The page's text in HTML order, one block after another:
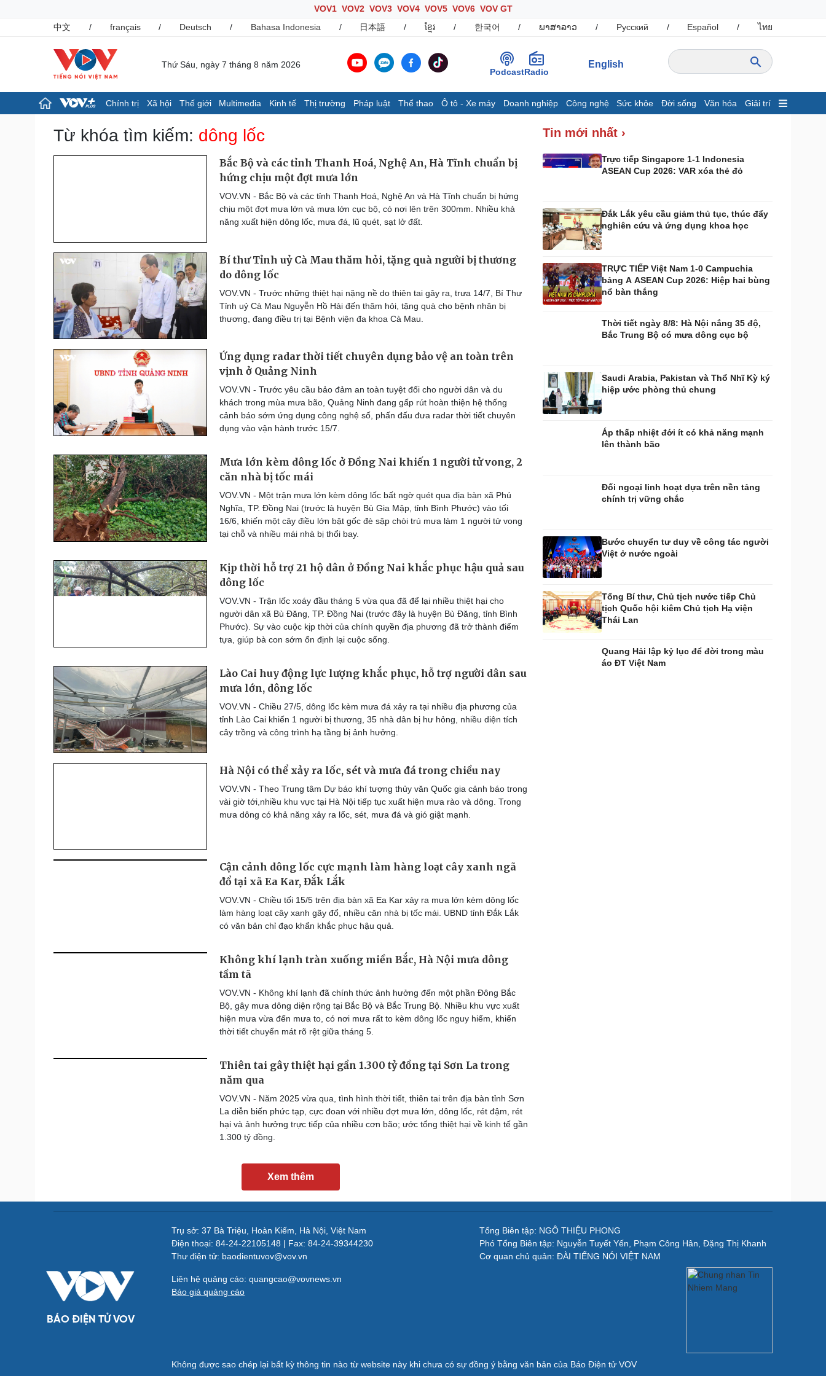
VOV1 VOV2 VOV3 VOV4 VOV5 VOV6 VOV GT
中文
/ français / Deutsch / Bahasa Indonesia / 日本語 / ខ្មែរ / 한국어 / ພາສາລາວ / Русский / Español / ไทย
Thứ Sáu, ngày 7 tháng 8 năm 2026
PodcastRadio
English
Chính trị Xã hội Thế giới Multimedia Kinh tế Thị trường Pháp luật Thể thao Ô tô - Xe máy Doanh nghiệp Công nghệ Sức khỏe Đời sống Văn hóa Giải trí
Chính trị
Tổ chức nhân sự
Giáo dục
Dự báo thời tiết
Dấu ấn VOV
Cuộc sống đó đây
Video
E-Magazine
Kinh tế
Khởi nghiệp
Tiêu dùng
Tỷ giá
Tin nóng
Bóng đá quốc tế
Bóng đá Việt Nam
Thế giới thể thao
Lịch thi đấu bóng đá
eSports
Hậu trường
Xe máy
Doanh nghiệp 24h
Công nghệ
Sành điệu
Trải nghiệm
Chuyển đổi số
Sức khỏe
Sản phụ khoa
Nhi khoa
Phòng mạch online
Ăn sạch sống khỏe
Đời sống
Nhà đẹp
Tình yêu - Gia đình
Blog
Sân khấu - Điện ảnh
Giải trí
Nghệ sĩ
Thời trang
Sao Việt
Du lịch
Săn Tour
check-in
Vũ khí
Việt Nam
Phân tích
Từ khóa tìm kiếm: dông lốc
Bắc Bộ và các tỉnh Thanh Hoá, Nghệ An, Hà Tĩnh chuẩn bị
hứng chịu một đợt mưa lớn
VOV.VN - Bắc Bộ và các tỉnh Thanh Hoá, Nghệ An và Hà Tĩnh chuẩn bị hứng
chịu một đợt mưa lớn và mưa lớn cục bộ, có nơi lên trên 300mm. Nhiều khả
năng xuất hiện dông lốc, mưa đá, lũ quét, sạt lở đất.
Bí thư Tỉnh uỷ Cà Mau thăm hỏi, tặng quà người bị thương
do dông lốc
VOV.VN - Trước những thiệt hại nặng nề do thiên tai gây ra, trưa 14/7, Bí Thư
Tỉnh uỷ Cà Mau Nguyễn Hồ Hải đến thăm hỏi, tặng quà cho bệnh nhân bị
thương, đang điều trị tại Bệnh viện đa khoa Cà Mau.
Ứng dụng radar thời tiết chuyên dụng bảo vệ an toàn trên
vịnh ở Quảng Ninh
VOV.VN - Trước yêu cầu bảo đảm an toàn tuyệt đối cho người dân và du
khách trong mùa mưa bão, Quảng Ninh đang gấp rút hoàn thiện hệ thống
cảnh báo sớm ứng dụng công nghệ số, phấn đấu đưa radar thời tiết chuyên
dụng vào vận hành trước 15/7.
Mưa lớn kèm dông lốc ở Đồng Nai khiến 1 người tử vong, 2
căn nhà bị tốc mái
VOV.VN - Một trận mưa lớn kèm dông lốc bất ngờ quét qua địa bàn xã Phú
Nghĩa, TP. Đồng Nai (trước là huyện Bù Gia Mập, tỉnh Bình Phước) vào tối
16/6, khiến một cây điều lớn bật gốc đè sập chòi trú mưa làm 1 người tử vong
tại chỗ và nhiều mái nhà bị thổi bay.
Kịp thời hỗ trợ 21 hộ dân ở Đồng Nai khắc phục hậu quả sau
dông lốc
VOV.VN - Trận lốc xoáy đầu tháng 5 vừa qua đã để lại nhiều thiệt hại cho
người dân xã Bù Đăng, TP. Đồng Nai (trước đây là huyện Bù Đăng, tỉnh Bình
Phước). Sự vào cuộc kịp thời của chính quyền địa phương đã trở thành điểm
tựa, giúp bà con sớm ổn định lại cuộc sống.
Lào Cai huy động lực lượng khắc phục, hỗ trợ người dân sau
mưa lớn, dông lốc
VOV.VN - Chiều 27/5, dông lốc kèm mưa đá xảy ra tại nhiều địa phương của
tỉnh Lào Cai khiến 1 người bị thương, 35 nhà dân bị hư hỏng, nhiều diện tích
cây trồng và công trình hạ tầng bị ảnh hưởng.
Hà Nội có thể xảy ra lốc, sét và mưa đá trong chiều nay
VOV.VN - Theo Trung tâm Dự báo khí tượng thủy văn Quốc gia cảnh báo trong
vài giờ tới,nhiều khu vực tại Hà Nội tiếp tục xuất hiện mưa rào và dông. Trong
mưa dông có khả năng xảy ra lốc, sét, mưa đá và gió giật mạnh.
Cận cảnh dông lốc cực mạnh làm hàng loạt cây xanh ngã
đổ tại xã Ea Kar, Đắk Lắk
VOV.VN - Chiều tối 15/5 trên địa bàn xã Ea Kar xảy ra mưa lớn kèm dông lốc
làm hàng loạt cây xanh gãy đổ, nhiều căn nhà bị tốc mái. UBND tỉnh Đắk Lắk
có văn bản chỉ đạo khẩn khắc phục hậu quả.
Không khí lạnh tràn xuống miền Bắc, Hà Nội mưa dông
tầm tã
VOV.VN - Không khí lạnh đã chính thức ảnh hưởng đến một phần Đông Bắc
Bộ, gây mưa dông diện rộng tại Bắc Bộ và Bắc Trung Bộ. Nhiều khu vực xuất
hiện mưa vừa đến mưa to, có nơi mưa rất to kèm dông lốc nguy hiểm, khiến
thời tiết chuyển mát rõ rệt giữa tháng 5.
Thiên tai gây thiệt hại gần 1.300 tỷ đồng tại Sơn La trong
năm qua
VOV.VN - Năm 2025 vừa qua, tình hình thời tiết, thiên tai trên địa bàn tỉnh Sơn
La diễn biến phức tạp, cực đoan với nhiều đợt mưa lớn, dông lốc, rét đậm, rét
hại và ảnh hưởng trực tiếp của nhiều cơn bão; ước tổng thiệt hại về kinh tế gần
1.300 tỷ đồng.
Xem thêm
Tin mới nhất ›
Trực tiếp Singapore 1-1 Indonesia
ASEAN Cup 2026: VAR xóa thẻ đỏ
Đắk Lắk yêu cầu giảm thủ tục, thúc đẩy
nghiên cứu và ứng dụng khoa học
TRỰC TIẾP Việt Nam 1-0 Campuchia
bảng A ASEAN Cup 2026: Hiệp hai bùng
nổ bàn thắng
Thời tiết ngày 8/8: Hà Nội nắng 35 độ,
Bắc Trung Bộ có mưa dông cục bộ
Saudi Arabia, Pakistan và Thổ Nhĩ Kỳ ký
hiệp ước phòng thủ chung
Áp thấp nhiệt đới ít có khả năng mạnh
lên thành bão
Đối ngoại linh hoạt dựa trên nền tảng
chính trị vững chắc
Bước chuyển tư duy về công tác người
Việt ở nước ngoài
Tổng Bí thư, Chủ tịch nước tiếp Chủ
tịch Quốc hội kiêm Chủ tịch Hạ viện
Thái Lan
Quang Hải lập kỷ lục để đời trong màu
áo ĐT Việt Nam
BÁO ĐIỆN TỬ VOV
Trụ sở: 37 Bà Triệu, Hoàn Kiếm, Hà Nội, Việt Nam
Điện thoại: 84-24-22105148 | Fax: 84-24-39344230
Thư điện tử: baodientuvov@vov.vn
Liên hệ quảng cáo: quangcao@vovnews.vn
Báo giá quảng cáo
Tổng Biên tập: NGÔ THIỆU PHONG
Phó Tổng Biên tập: Nguyễn Tuyết Yến, Phạm Công Hân, Đặng Thị Khanh
Cơ quan chủ quản: ĐÀI TIẾNG NÓI VIỆT NAM
Không được sao chép lại bất kỳ thông tin nào từ website này khi chưa có sự đồng ý bằng văn bản của Báo Điện tử VOV